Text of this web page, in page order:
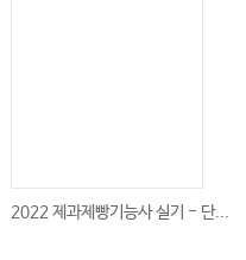
2022 제과제빵기능사 실기 - 단...